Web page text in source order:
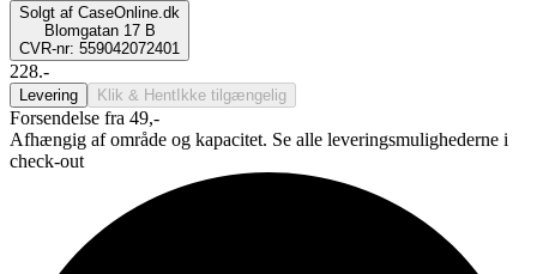
Solgt af CaseOnline.dk
Blomgatan 17 B
CVR-nr: 559042072401
228.-
Levering Klik & Hent Ikke tilgængelig
Forsendelse fra 49,-
Afhængig af område og kapacitet. Se alle leveringsmulighederne i
check-out